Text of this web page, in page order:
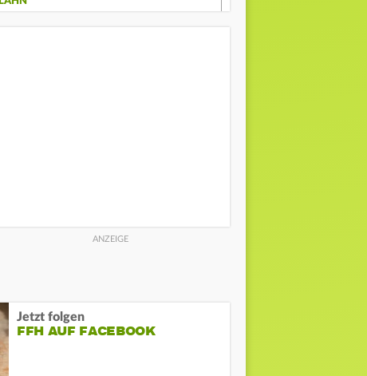
Jetzt folgen
FFH AUF FACEBOOK